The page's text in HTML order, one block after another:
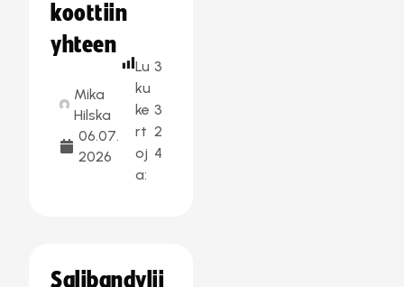
koottiin
yhteen
Mika
Hilska
06.07.
2026
Lu
ku
ke
rt
oj
a:
3
3
2
4
Salibandylii